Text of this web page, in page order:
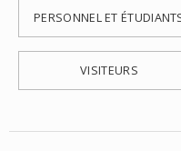
PERSONNEL ET
VISITEURS